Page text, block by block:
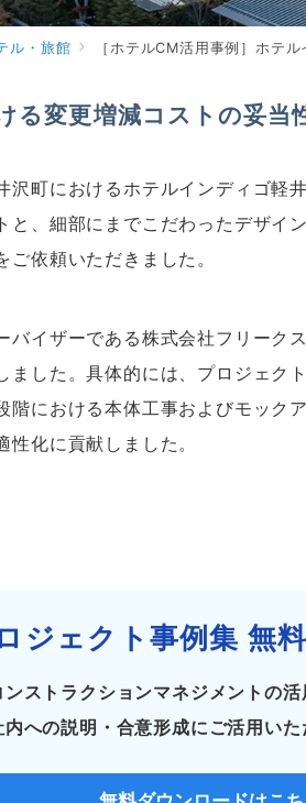
ル・旅館 ［ホテルCM活用事例］ホテ
る変更増減コストの妥当
沢町におけるホテルインディゴ軽
と、細部にまでこだわったデザイ
ご依頼いただきました。
バイザーである株式会社フリーク
ました。具体的には、プロジェク
階における本体工事およびモック
性化に貢献しました。
ジェクト事例集 無
ンストラクションマネジメントの活
内への説明・合意形成にご活用いた